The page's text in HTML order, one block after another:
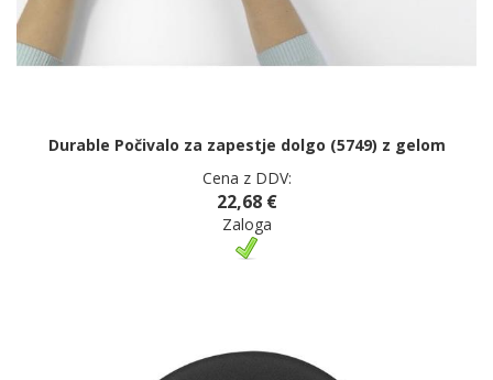
Durable Počivalo za zapestje dolgo (5749) z gelom
Cena z DDV:
22,68 €
Zaloga